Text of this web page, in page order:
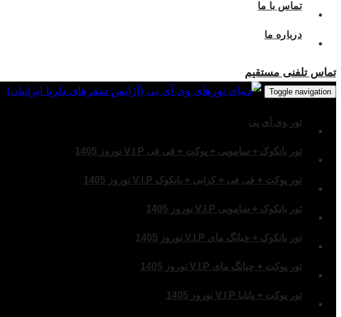
تماس با ما
درباره ما
تماس تلفنی مستقیم
Toggle navigation
تور وی آی پی
تور بانکوک + سامویی + پوکت + فی فی V.I.P نوروز 1405
تور پوکت + فی فی + کرابی + بانکوک V.I.P نوروز 1405
تور بانکوک + سامویی V.I.P نوروز 1405
تور بانکوک + چیانگ مای V.I.P نوروز 1405
تور پوکت + چیانگ مای V.I.P نوروز 1405
تور پوکت + پاتایا V.I.P نوروز 1405